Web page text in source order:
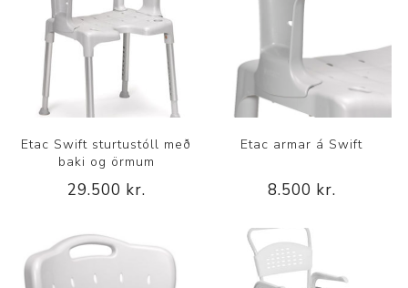
Etac Swift sturtustóll með
baki og örmum
29.500 kr.
Etac armar á Swift
8.500 kr.